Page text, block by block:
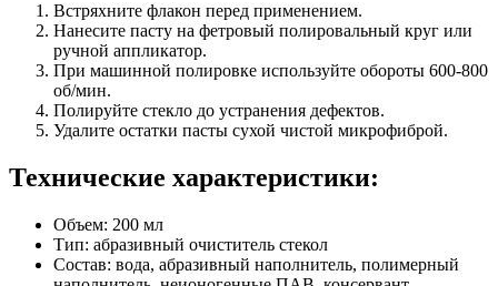
Встряхните флакон перед применением.
Нанесите пасту на фетровый полировальный круг или
ручной аппликатор.
При машинной полировке используйте обороты 600-800
об/мин.
Полируйте стекло до устранения дефектов.
Удалите остатки пасты сухой чистой микрофиброй.
Технические характеристики:
Объем: 200 мл
Тип: абразивный очиститель стекол
Состав: вода, абразивный наполнитель, полимерный